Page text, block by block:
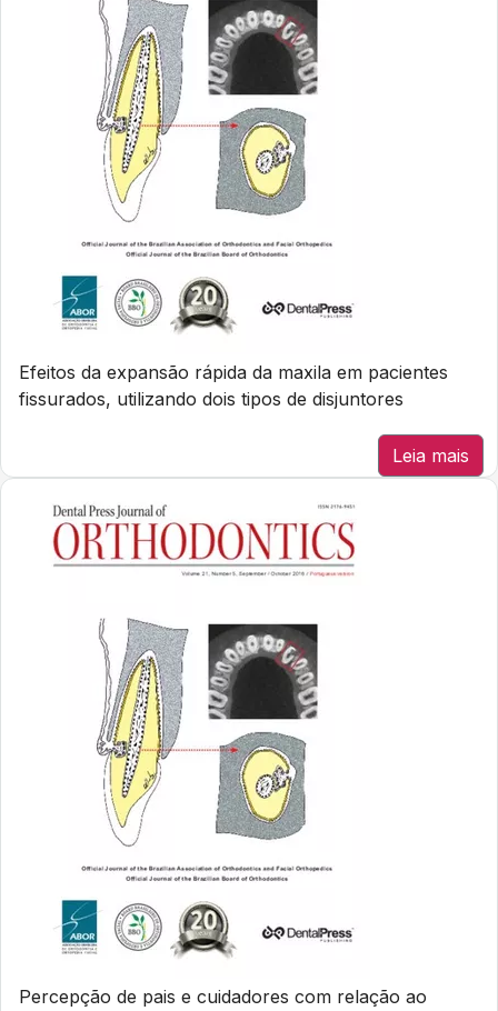
Efeitos da expansão rápida da maxila em pacientes
fissurados, utilizando dois tipos de disjuntores
Leia mais
Percepção de pais e cuidadores com relação ao